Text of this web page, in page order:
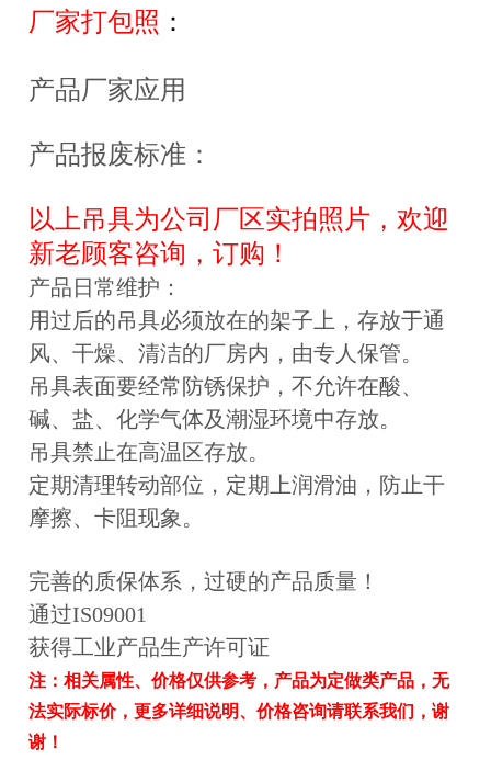
厂家打包照 ：
产品厂家应用
产品报废标准：
以上吊具为公司厂区实拍照片，欢迎
新老顾客咨询，订购！
产品日常维护：
用过后的吊具必须放在的架子上，存放于通
风、干燥、清洁的厂房内，由专人保管。
吊具表面要经常防锈保护，不允许在酸、
碱、盐、化学气体及潮湿环境中存放。
吊具禁止在高温区存放。
定期清理转动部位，定期上润滑油，防止干
摩擦、卡阻现象。
完善的质保体系，过硬的产品质量！
通过IS09001
获得工业产品生产许可证
注：相关属性、价格仅供参考，产品为定做类产品，无
法实际标价，更多详细说明、价格咨询请联系我们，谢
谢！